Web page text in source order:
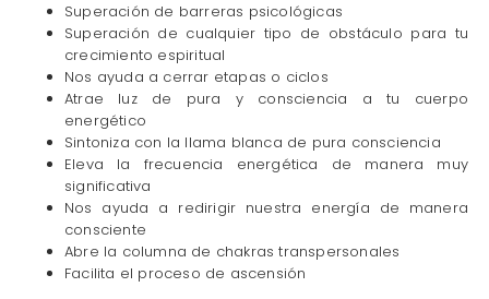
Superación de barreras psicológicas
Superación de cualquier tipo de obstáculo para tu
crecimiento espiritual
Nos ayuda a cerrar etapas o ciclos
Atrae luz de pura y consciencia a tu cuerpo
energético
Sintoniza con la llama blanca de pura consciencia
Eleva la frecuencia energética de manera muy
significativa
Nos ayuda a redirigir nuestra energía de manera
consciente
Abre la columna de chakras transpersonales
Facilita el proceso de ascensión